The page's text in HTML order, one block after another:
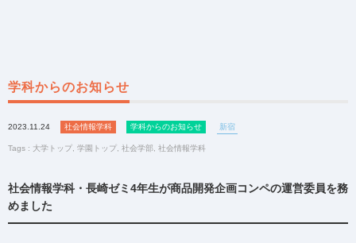
学科からのお知らせ
2023.11.24 社会情報学科 学科からのお知らせ 新宿
Tags : 大学トップ 学園トップ 社会学部 社会情報学科
社会情報学科・長崎ゼミ4年生が商品開発企画コンペの運営委員を務
めました